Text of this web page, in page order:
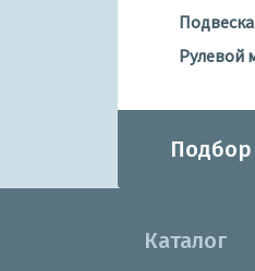
Подвеска
Рулевой
Подбор
Каталог